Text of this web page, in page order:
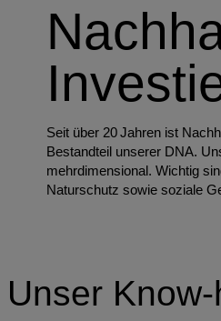
Seit über 20 Jahren ist
Bestandteil unserer DNA.
mehrdimensional. Wichtig
Naturschutz sowie soziale
Unser